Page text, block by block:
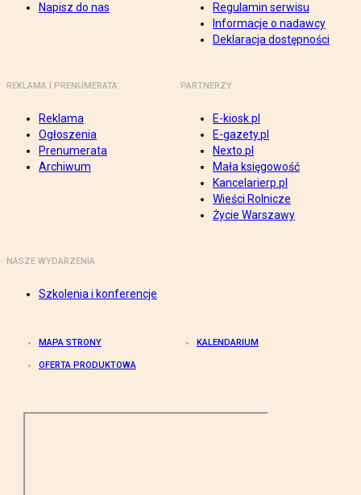
Napisz do nas
Regulamin serwisu
Informacje o nadawcy
Deklaracja dostępności
REKLAMA I PRENUMERATA
Reklama
Ogłoszenia
Prenumerata
Archiwum
PARTNERZY
E-kiosk.pl
E-gazety.pl
Nexto.pl
Mała księgowość
Kancelarierp.pl
Wieści Rolnicze
Życie Warszawy
NASZE WYDARZENIA
Szkolenia i konferencje
MAPA STRONY KALENDARIUM
OFERTA PRODUKTOWA